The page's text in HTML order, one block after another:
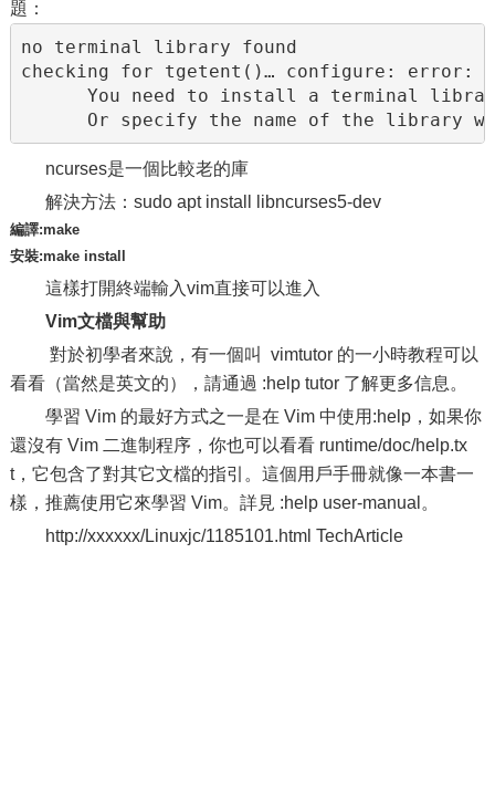
題：
no terminal library found
checking for tgetent()… configure: error:
You need to install a terminal
Or specify the name of the library
ncurses是一個比較老的庫
解決方法：sudo apt install libncurses5-dev
編譯:make
安裝:make install
這樣打開終端輸入vim直接可以進入
Vim文檔與幫助
對於初學者來說，有一個叫 vimtutor 的一小時教程可以
看看（當然是英文的），請通過 :help tutor 了解更多信息。
學習 Vim 的最好方式之一是在 Vim 中使用:help，如果你
還沒有 Vim 二進制程序，你也可以看看 runtime/doc/help.tx
t，它包含了對其它文檔的指引。這個用戶手冊就像一本書一
樣，推薦使用它來學習 Vim。詳見 :help user-manual。
http://xxxxxx/Linuxjc/1185101.html TechArticle